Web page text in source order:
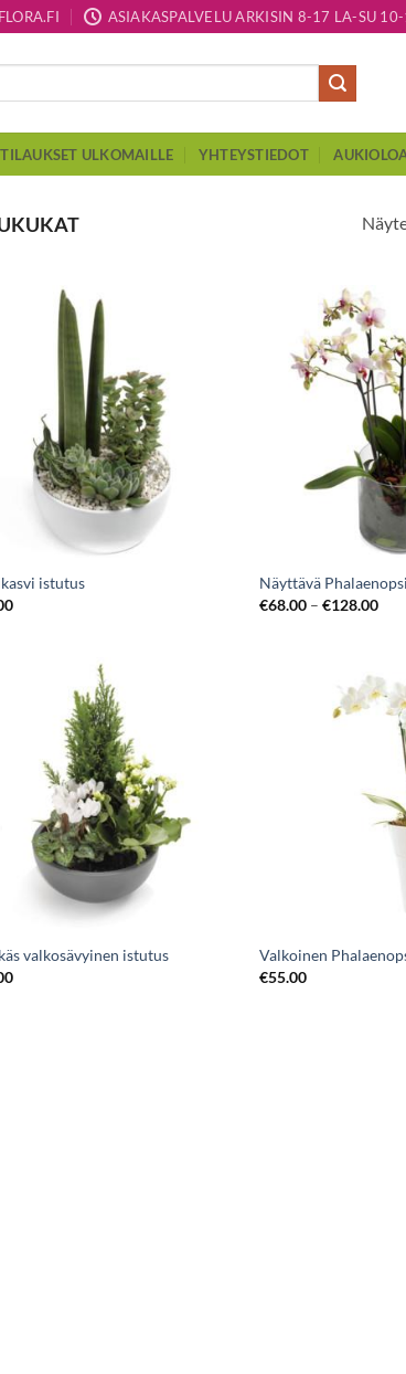
ASIAKASPALVELU ARKISIN 8-17 LA-SU
TILAUKSET ULKOMAILLE YHTEYSTIEDOT
istutus
Näyttävä
€68.00 –€128.00
valkosävyinen istutus
Valkoinen
€55.00